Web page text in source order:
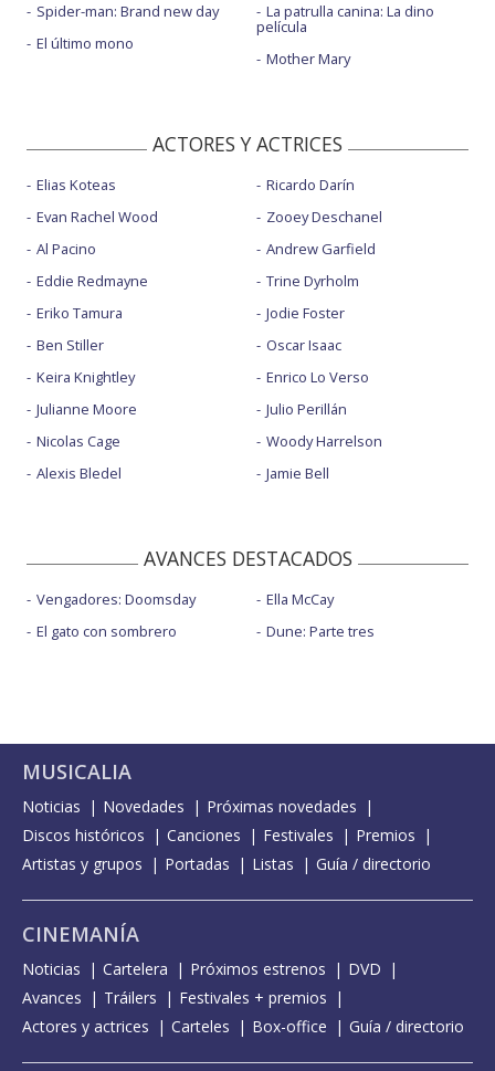
Spider-man: Brand new day
El último mono
La patrulla canina: La dino
película
Mother Mary
ACTORES Y ACTRICES
Elias Koteas
Evan Rachel Wood
Al Pacino
Eddie Redmayne
Eriko Tamura
Ben Stiller
Keira Knightley
Julianne Moore
Nicolas Cage
Alexis Bledel
Ricardo Darín
Zooey Deschanel
Andrew Garfield
Trine Dyrholm
Jodie Foster
Oscar Isaac
Enrico Lo Verso
Julio Perillán
Woody Harrelson
Jamie Bell
AVANCES DESTACADOS
Vengadores: Doomsday
El gato con sombrero
Ella McCay
Dune: Parte tres
MUSICALIA
Noticias Novedades
Próximas novedades
Discos históricos
Canciones Festivales
Premios
Artistas y grupos
Portadas Listas Guía / directorio
CINEMANÍA
Noticias Cartelera Próximos estrenos
DVD
Avances
Tráilers
Festivales + premios
Actores y actrices
Carteles Box-office Guía / directorio